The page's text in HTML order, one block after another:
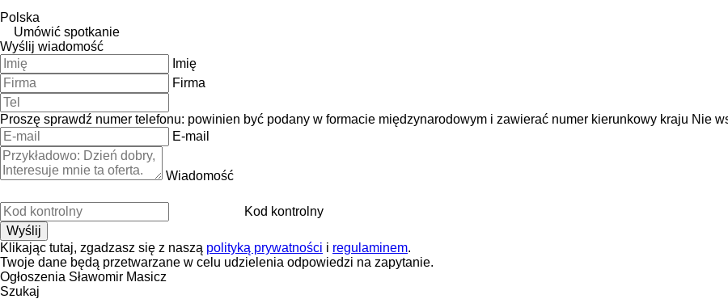
Polska
Umówić spotkanie
Wyślij wiadomość
Imię
Firma
Proszę sprawdź numer telefonu: powinien być podany w formacie międzynarodowym i zawierać numer kierunkowy kraju Nie
E-mail
Wiadomość
Kod kontrolny
Klikając tutaj, zgadzasz się z naszą polityką prywatności i regulaminem.
Twoje dane będą przetwarzane w celu udzielenia odpowiedzi na zapytanie.
Ogłoszenia Sławomir Masicz
Szukaj